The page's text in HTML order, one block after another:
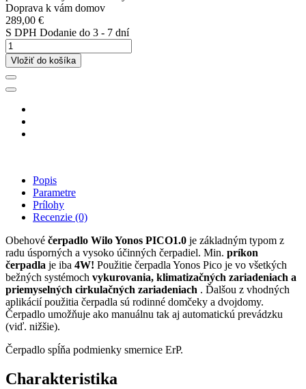
Doprava k vám domov
289,00 €
S DPH Dodanie do 3 - 7 dní
Vložiť do košíka
Popis
Parametre
Prílohy
Recenzie (0)
Obehové čerpadlo Wilo Yonos PICO1.0 je základným typom z
radu úsporných a vysoko účinných čerpadiel. Min. príkon
čerpadla je iba 4W! Použitie čerpadla Yonos Pico je vo všetkých
bežných systémoch vykurovania, klimatizačných zariadeniach a
priemyselných cirkulačných zariadeniach . Ďalšou z vhodných
aplikácií použitia čerpadla sú rodinné domčeky a dvojdomy.
Čerpadlo umožňuje ako manuálnu tak aj automatickú prevádzku
(viď. nižšie).
Čerpadlo spĺňa podmienky smernice ErP.
Charakteristika